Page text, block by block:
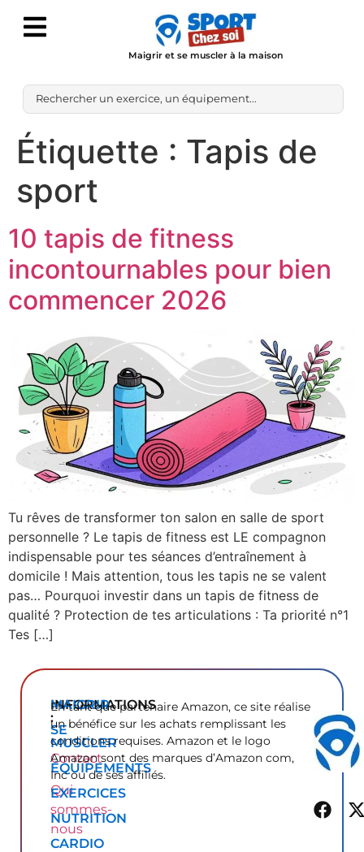
Maigrir et se muscler à la maison
Étiquette : Tapis de
sport
10 tapis de fitness
incontournables pour bien
commencer 2026
Tu rêves de transformer ton salon en salle de sport
personnelle ? Le tapis de fitness est LE compagnon
indispensable pour tes séances d’entraînement à
domicile ! Mais attention, tous les tapis ne se valent
pas… Pourquoi investir dans un tapis de fitness de
qualité ? Protection de tes articulations : Ta priorité n°1
Tes […]
INFORMATIONS
:
Contact
Qui
sommes-
nous
MAIGRIR
SE
MUSCLER
ÉQUIPEMENTS
EXERCICES
NUTRITION
CARDIO
En tant que partenaire Amazon, ce site réalise
un bénéfice sur les achats remplissant les
conditions requises. Amazon et le logo
Amazon sont des marques d’Amazon com,
Inc ou de ses affiliés.